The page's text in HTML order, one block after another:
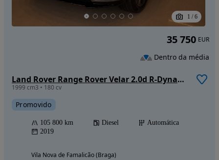
1 / 6
Land Rover Range Rover Velar 2.0d R-Dynamic S
1999 cm3 • 180 cv
Promovido
105 800 km Diesel
Automática
2019
Vila Nova de Famalicão (Braga)
35 750 EUR
Dentro da média